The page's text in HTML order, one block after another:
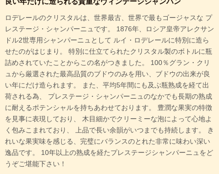
ロデレールのクリスタルは、世界最古、世界で最もゴージャスな プ
レステージ・シャンパーニュです。 1876年、ロシア皇帝アレクサン
ドル2世専用シャンパーニュとして ルイ・ロデレールに特別に造ら
せたのがはじまり。 特別に仕立てられたクリスタル製のボトルに瓶
詰めされていたことからこの名がつきました。 100％グラン・クリ
ュから厳選された最高品質のブドウのみを用い、ブドウの出来が良
い年にだけ造られます。 また、平均5年間にも及ぶ瓶熟成を経て出
荷される為、 プレステージ・シャンパーニュのなかでも長期の熟成
に耐えるポテンシャルを持ちあわせております。 豊潤な果実の特徴
を見事に表現しており、 木目細かでクリーミーな泡によって心地よ
く包みこまれており、 上品で長い余韻がいつまでも持続します。 き
れいな果実味を感じる、完璧にバランスのとれた非常に味わい深い
逸品です。 10年以上の熟成を経たプレステージシャンパーニュをど
うぞご堪能下さい！